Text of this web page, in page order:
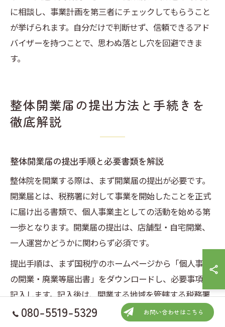
に相談し、事業計画を第三者にチェックしてもらうこと
が挙げられます。自分だけで判断せず、信頼できるアド
バイザーを持つことで、思わぬ落とし穴を回避できま
す。
整体開業届の提出方法と手続きを
徹底解説
整体開業届の提出手順と必要書類を解説
整体院を開業する際は、まず開業届の提出が必要です。
開業届とは、税務署に対して事業を開始したことを正式
に届け出る書類で、個人事業主としての活動を始める第
一歩となります。開業届の提出は、店舗型・自宅開業、
一人運営かどうかに関わらず必須です。
提出手順は、まず国税庁のホームページから「個人事業
の開業・廃業等届出書」をダウンロードし、必要事項を
記入します。記入後は、開業する地域を管轄する税務署
へ持参または郵送で提出します。提出期限は、開業日か
080-5519-5329 お問い合わせはこちら